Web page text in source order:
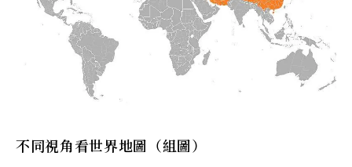
不同視角看世界地圖（組圖）